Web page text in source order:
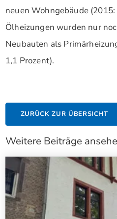
neuen Wohngebäude
Ölheizungen wurden nur
Neubauten als
1,1 Prozent).
ZURÜCK ZUR ÜBERSICHT
Weitere Beiträge